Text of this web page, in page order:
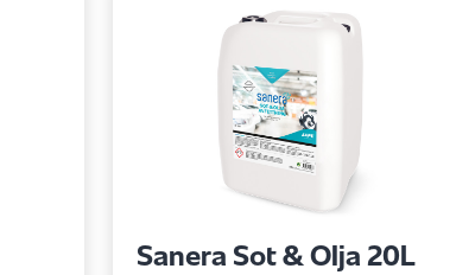
Sanera Sot & Olja 20L